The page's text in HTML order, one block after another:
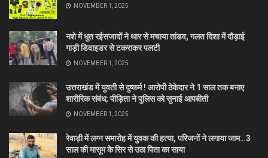
NOVEMBER 1, 2025
नशे में धुत रईसजादों ने थार से मचाया तांडव, गलत दिशा में दौड़ाई
गाड़ी डिवाइडर से टकराकर पलटी
NOVEMBER 1, 2025
उत्तराखंड में युवती से दुष्कर्म ! आरोपी ठेकेदार ने 1 साल तक बनाए
शारीरिक संबंध; पीड़िता ने पुलिस को सुनाई आपबीती
NOVEMBER 1, 2025
रेवाड़ी में लग्न समारोह में युवक की हत्या, परिजनों ने लगाया जाम…3
साल की मासूम के सिर से उठा पिता का साया